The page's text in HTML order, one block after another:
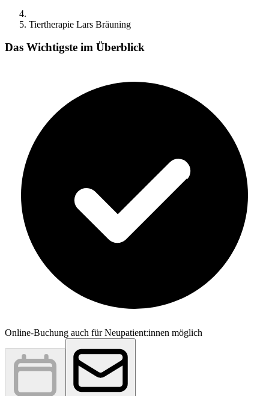
Tiertherapie Lars Bräuning
Das Wichtigste im Überblick
Online-Buchung auch für Neupatient:innen möglich